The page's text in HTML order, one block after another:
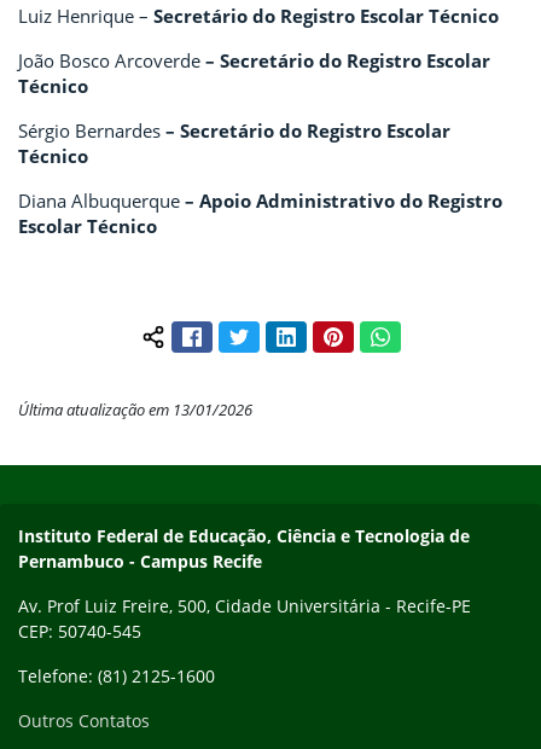
Luiz Henrique – Secretário do Registro Escolar Técnico
João Bosco Arcoverde – Secretário do Registro Escolar
Técnico
Sérgio Bernardes – Secretário do Registro Escolar
Técnico
Diana Albuquerque – Apoio Administrativo do Registro
Escolar Técnico
Compartilhar conteúdo:
FacebookTwitterLinkedInPinterestWhatsApp
Última atualização em 13/01/2026
Instituto Federal de Educação, Ciência e Tecnologia de
Pernambuco - Campus Recife
Av. Prof Luiz Freire, 500, Cidade Universitária - Recife-PE
CEP: 50740-545
Telefone: (81) 2125-1600
Outros Contatos